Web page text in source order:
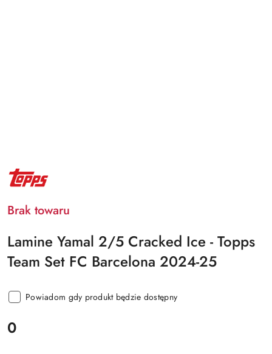
NAZWA
PRODUCENTA:
TOPPS
Brak towaru
Lamine Yamal 2/5 Cracked Ice - Topps
Team Set FC Barcelona 2024-25
Powiadom gdy produkt będzie dostępny
cena:
0